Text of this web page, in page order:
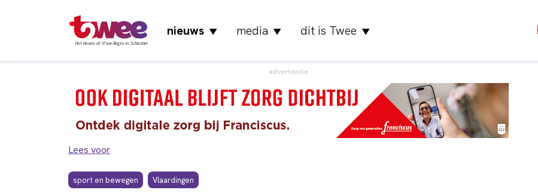
Het nieuws uit Vlaardingen en Schiedam
nieuws▼ media ▼ dit is Twee ▼
advertentie
Lees voor
sport en bewegen Vlaardingen